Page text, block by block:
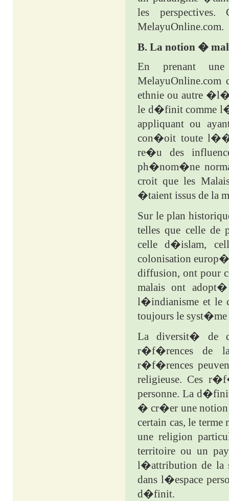
les
MelayuOnline.com.
B. La notion �
En prenant
ethnie ou autre
le d�finit comme
appliquant ou
con�oit toute
re�u des
ph�nom�ne
croit que les
�taient issus de la
Sur le plan
telles que celle de
celle d�islam,
colonisation
diffusion, ont pour
malais ont
l�indianisme et le
toujours le
La diversit� de
r�f�rences de
r�f�rences
religieuse. Ces
personne. La
� cr�er une notion
certain cas, le
une religion
territoire ou un
l�attribution de la
dans l�espace
d�finit.